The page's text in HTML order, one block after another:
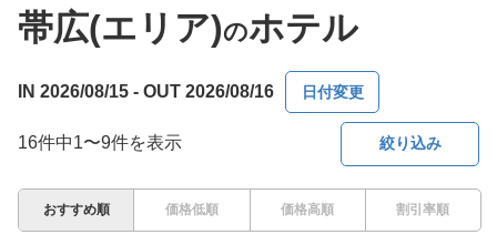
帯広(エリア)